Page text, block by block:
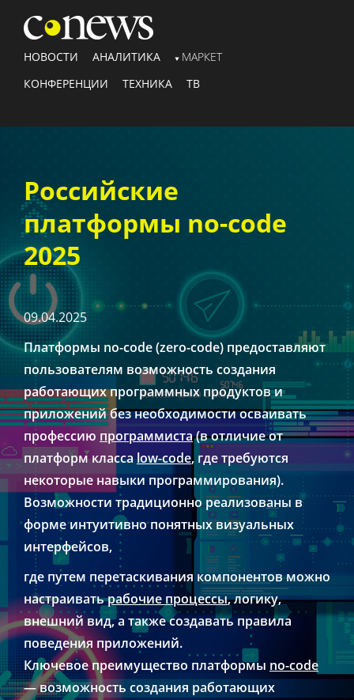
НОВОСТИ АНАЛИТИКА
МАРКЕТ
КОНФЕРЕНЦИИ
ТЕХНИКА ТВ
Российские
платформы no-code
2025
Платформы no-code (zero-code) предоставляют
пользователям возможность создания
работающих программных продуктов и
приложений без необходимости осваивать
профессию программиста(в отличие от
платформ классаlow-code, где требуются
некоторые навыки программирования).
Возможности традиционно реализованы в
форме интуитивно понятных визуальных
интерфейсов,
где путем перетаскивания компонентов можно
настраиватьрабочие процессы, логику,
внешний вид, а также создавать правила
поведения приложений.
Ключевое преимущество платформы no-code
— возможность создания работающих
09.04.2025